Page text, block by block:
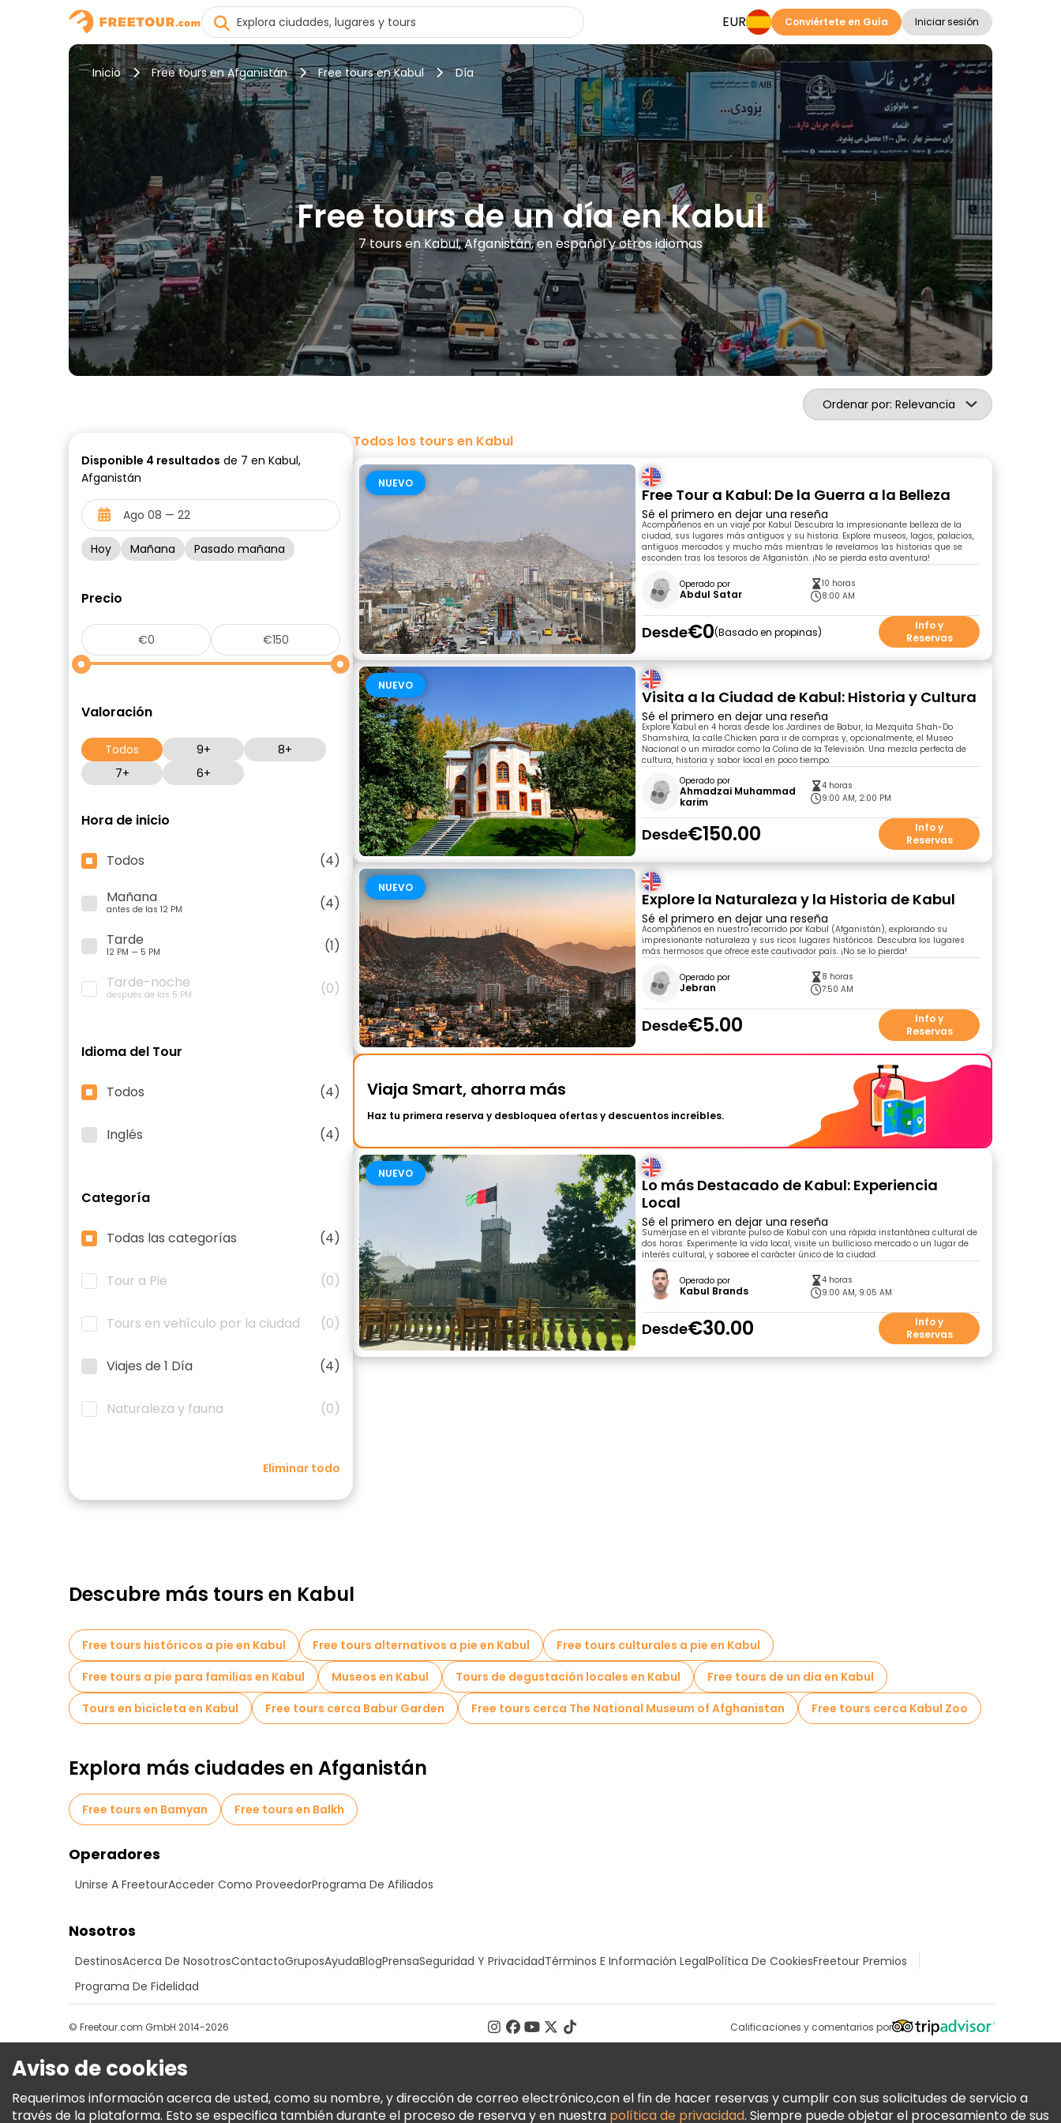
EUR Conviértete en Guía Iniciar sesión
Inicio Free tours en Afganistán Free tours en Kabul Día
Free tours de un día en Kabul
7 tours en Kabul, Afganistán, en español y otros idiomas
Ordenar por: Relevancia
Disponible 4 resultados de 7 en Kabul,
Afganistán
Hoy Mañana Pasado mañana
Precio
Valoración
Todos 9+
8+
7+
6+
Hora de inicio
Todos
(4)
Mañana
antes de las 12 PM
(4)
Tarde
12 PM — 5 PM
(1)
Tarde-noche
después de las 5 PM (0)
Idioma del Tour
Todos (4)
Inglés (4)
Categoría
Todas las categorías (4)
Tour a Pie (0)
Tours en vehículo por la ciudad (0)
Viajes de 1 Día (4)
Naturaleza y fauna (0)
Eliminar todo
Todos los tours en Kabul
NUEVO
Free Tour a Kabul: De la Guerra a la Belleza
Sé el primero en dejar una reseña
Acompáñenos en un viaje por Kabul Descubra la impresionante belleza de la
ciudad, sus lugares más antiguos y su historia. Explore museos, lagos, palacios,
antiguos mercados y mucho más mientras le revelamos las historias que se
esconden tras los tesoros de Afganistán. ¡No se pierda esta aventura!
Operado por
Abdul Satar
10 horas
8:00 AM
Desde€0 Basado en propinas
Info y
Reservas
NUEVO
Visita a la Ciudad de Kabul: Historia y Cultura
Sé el primero en dejar una reseña
Explore Kabul en 4 horas desde los Jardines de Babur, la Mezquita Shah-Do
Shamshira, la calle Chicken para ir de compras y, opcionalmente, el Museo
Nacional o un mirador como la Colina de la Televisión. Una mezcla perfecta de
cultura, historia y sabor local en poco tiempo.
Operado por
Ahmadzai Muhammad
karim
4 horas
9:00 AM, 2:00 PM
Desde€150.00
Info y
Reservas
NUEVO
Explore la Naturaleza y la Historia de Kabul
Sé el primero en dejar una reseña
Acompáñenos en nuestro recorrido por Kabul (Afganistán), explorando su
impresionante naturaleza y sus ricos lugares históricos. Descubra los lugares
más hermosos que ofrece este cautivador país. ¡No se lo pierda!
Operado por
Jebran
8 horas
7:50 AM
Desde€5.00
Info y
Reservas
Viaja Smart, ahorra más
Haz tu primera reserva y desbloquea ofertas y descuentos increíbles.
NUEVO
Lo más Destacado de Kabul: Experiencia
Local
Sé el primero en dejar una reseña
Sumérjase en el vibrante pulso de Kabul con una rápida instantánea cultural de
dos horas. Experimente la vida local, visite un bullicioso mercado o un lugar de
interés cultural, y saboree el carácter único de la ciudad.
Operado por
Kabul Brands
4 horas
9:00 AM, 9:05 AM
Desde€30.00
Info y
Reservas
Descubre más tours en Kabul
Free tours históricos a pie en Kabul Free tours alternativos a pie en Kabul
Free tours culturales a pie en Kabul
Free tours a pie para familias en Kabul
Museos en Kabul Tours de degustación locales en Kabul
Free tours de un día en Kabul
Tours en bicicleta en Kabul
Free tours cerca Babur Garden Free tours cerca The National Museum of Afghanistan Free tours cerca Kabul Zoo
Explora más ciudades en Afganistán
Free tours en Bamyan Free tours en Balkh
Operadores
Unirse A FreetourAcceder Como ProveedorPrograma De Afiliados
Nosotros
DestinosAcerca De NosotrosContactoGruposAyudaBlogPrensaSeguridad Y PrivacidadTérminos E Información LegalPolítica De CookiesFreetour Premios
Programa De Fidelidad
Calificaciones y comentarios por
© Freetour.com GmbH 2014-2026
Aviso de cookies
Requerimos información acerca de usted, como su nombre, y dirección de correo electrónico,con el fin de hacer reservas y cumplir con sus solicitudes de servicio a
través de la plataforma. Esto se especifica también durante el proceso de reserva y en nuestra política de privacidad. Siempre puede objetar el procesamiento de sus